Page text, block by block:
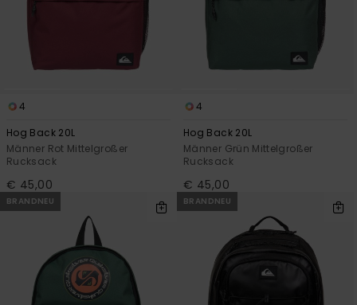
4
Hog Back 20L
Männer Rot Mittelgroßer
Rucksack
€ 45,00
4
Hog Back 20L
Männer Grün Mittelgroßer
Rucksack
€ 45,00
BRANDNEU BRANDNEU